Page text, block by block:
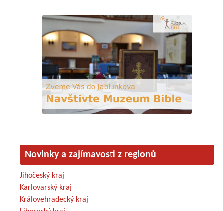
Novinky a zajímavosti z regionů
Jihočeský kraj
Karlovarský kraj
Královehradecký kraj